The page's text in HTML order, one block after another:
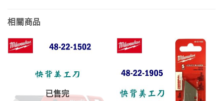
相關商品
已售完